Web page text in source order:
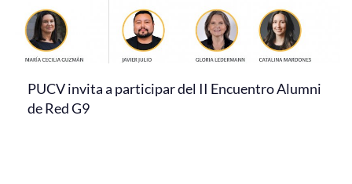
PUCV invita a participar del II Encuentro Alumni
de Red G9